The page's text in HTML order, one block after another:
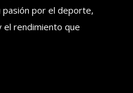
pasión por el deporte,
el rendimiento que